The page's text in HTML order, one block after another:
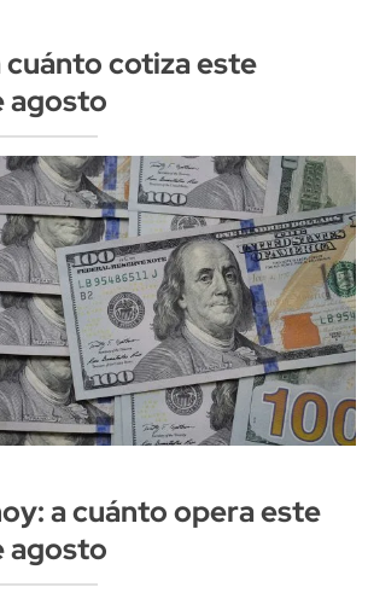
cuánto cotiza este
agosto
a cuánto opera este
agosto